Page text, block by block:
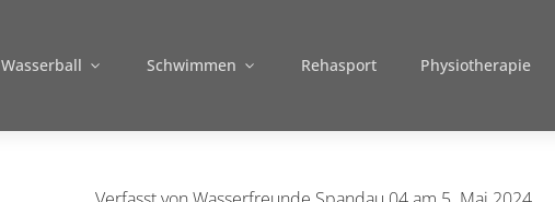
Wasserball Schwimmen Rehasport Physiotherapie